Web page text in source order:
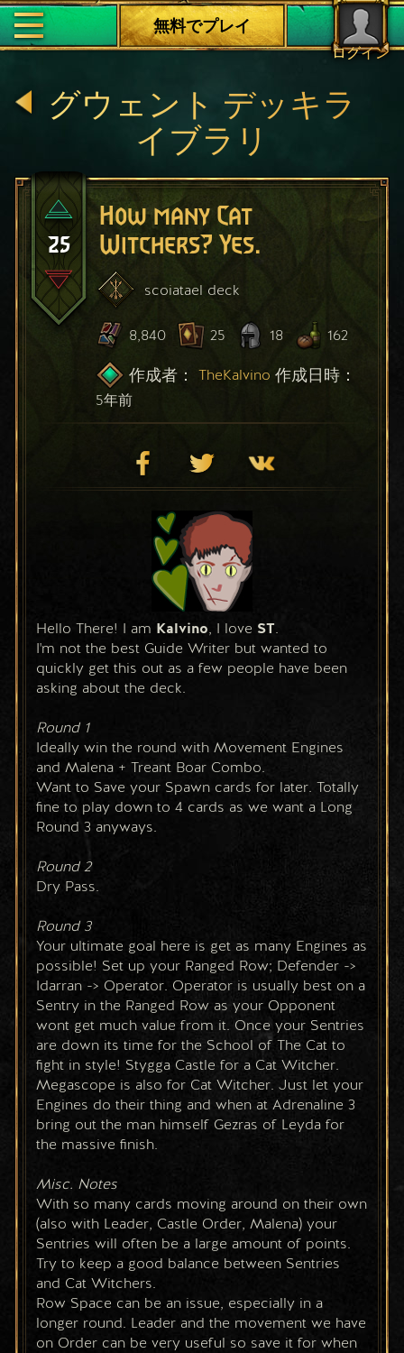
ログイン
無料でプレイ
グウェント デッキラ
イブラリ
25
How many Cat
Witchers? Yes.
scoiatael deck
8,840 25 18 162
作成者： TheKalvino 作成日時：
5年前
Hello There! I am Kalvino, I love ST
I'm not the best Guide Writer but wanted to
quickly get this out as a few people have been
asking about the deck.
Round 1
Ideally win the round with Movement Engines
Want to Save your Spawn cards for later. Totally
fine to play down to 4 cards as we want a Long
Round 3 anyways.
Round 2
Round 3
Your ultimate goal here is get as many Engines as
possible! Set up your Ranged Row; Defender ->
Idarran -> Operator. Operator is usually best on a
Sentry in the Ranged Row as your Opponent
wont get much value from it. Once your Sentries
are down its time for the School of The Cat to
fight in style! Stygga Castle for a Cat Witcher.
Megascope is also for Cat Witcher. Just let your
Engines do their thing and when at Adrenaline 3
bring out the man himself Gezras of Leyda for
the massive finish.
Misc. Notes
With so many cards moving around on their own
(also with Leader, Castle Order, Malena) your
Sentries will often be a large amount of points.
Try to keep a good balance between Sentries
and Cat Witchers.
Row Space can be an issue, especially in a
longer round. Leader and the movement we have
on Order can be very useful so save it for when